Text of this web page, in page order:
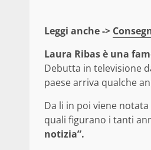
Leggi anche ->
Laura Ribas è una
Debutta in televisione
paese arriva qualche
Da li in poi viene
quali figurano i tanti
notizia”.